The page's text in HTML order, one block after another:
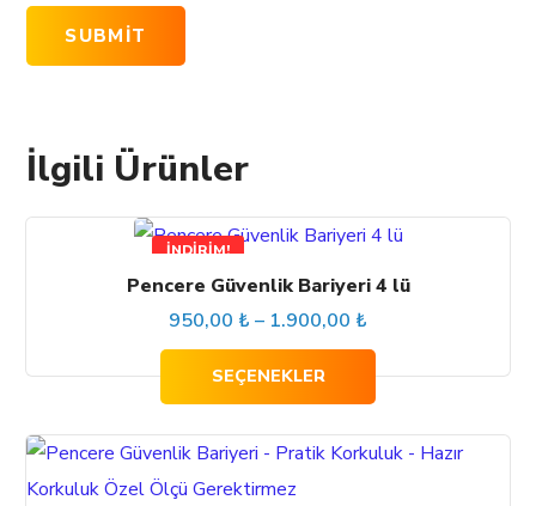
İlgili Ürünler
İNDIRIM!
Pencere Güvenlik Bariyeri 4 lü
950,00 ₺ – 1.900,00 ₺
aralığı:
950,00 ₺
-
SEÇENEKLER
Bu
varyasyonu
Seçenekler
ürün